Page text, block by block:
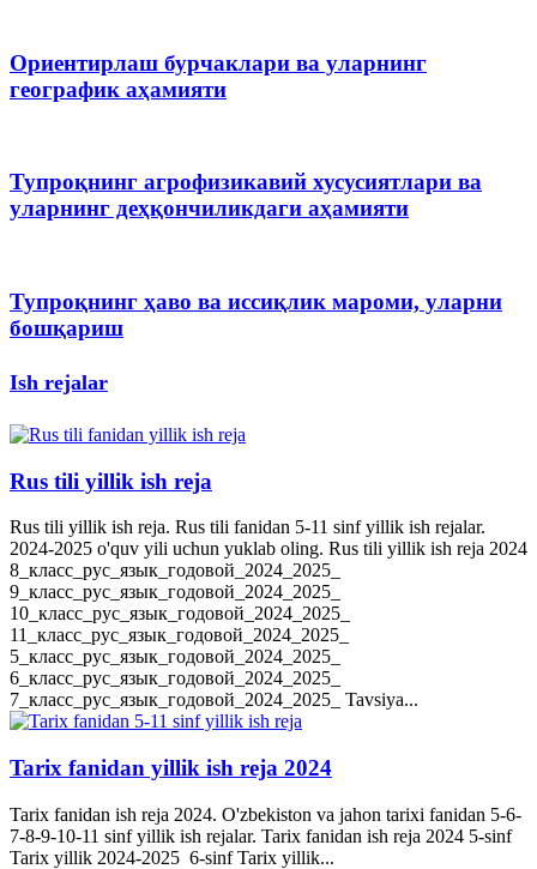
Ориентирлаш бурчаклари ва уларнинг
географик аҳамияти
Тупроқнинг агрофизикавий хусусиятлари ва
уларнинг деҳқончиликдаги аҳамияти
Тупроқнинг ҳаво ва иссиқлик мароми, уларни
бошқариш
Ish rejalar
Rus tili yillik ish reja
Rus tili yillik ish reja. Rus tili fanidan 5-11 sinf yillik ish rejalar.
2024-2025 o'quv yili uchun yuklab oling. Rus tili yillik ish reja 2024
8_класс_рус_язык_годовой_2024_2025_
9_класс_рус_язык_годовой_2024_2025_
10_класс_рус_язык_годовой_2024_2025_
11_класс_рус_язык_годовой_2024_2025_
5_класс_рус_язык_годовой_2024_2025_
6_класс_рус_язык_годовой_2024_2025_
7_класс_рус_язык_годовой_2024_2025_ Tavsiya...
Tarix fanidan yillik ish reja 2024
Tarix fanidan ish reja 2024. O'zbekiston va jahon tarixi fanidan 5-6-
7-8-9-10-11 sinf yillik ish rejalar. Tarix fanidan ish reja 2024 5-sinf
Tarix yillik 2024-2025 6-sinf Tarix yillik...